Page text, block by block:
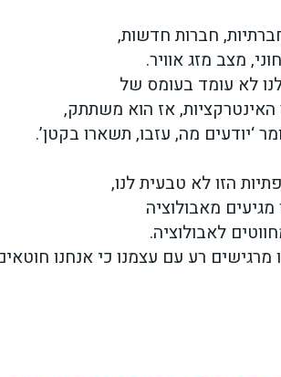
חברות חדשות,
מצב מזג אוויר.
לא עומד בעומס של
האינטרקציות, אז הוא משתתק,
‘יודעים מה, עזבו, תשארו בקטן’.
הזו לא טבעית לנו,
מגיעים מאבולוציה
לאבולוציה.
מרגישים רע עם עצמנו כי אנחנו